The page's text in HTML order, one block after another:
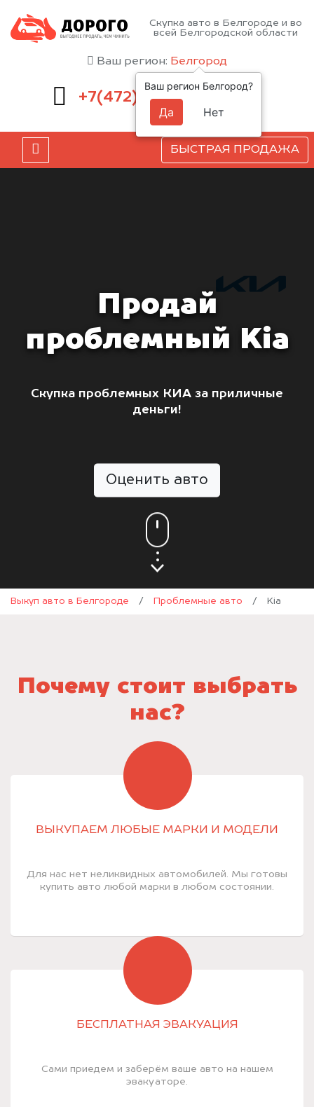
Скупка авто в Белгороде и во
всей Белгородской области
Ваш регион: Белгород
+7(472) 220-54-52
БЫСТРАЯ ПРОДАЖА
Продай
проблемный Kia
Скупка проблемных КИА за приличные
деньги!
Оценить авто
Выкуп авто в Белгороде / Проблемные авто / Kia
Почему стоит выбрать
нас?
ВЫКУПАЕМ ЛЮБЫЕ МАРКИ И МОДЕЛИ
Для нас нет неликвидных автомобилей. Мы готовы
купить авто любой марки в любом состоянии.
БЕСПЛАТНАЯ ЭВАКУАЦИЯ
Сами приедем и заберём ваше авто на нашем
эвакуаторе.
Ваш регион Белгород?
Да Нет